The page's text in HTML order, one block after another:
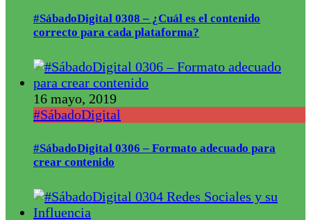
#SábadoDigital 0308 – ¿Cuál es el contenido
correcto para cada plataforma?
16 mayo, 2019
#SábadoDigital
#SábadoDigital 0306 – Formato adecuado para
crear contenido